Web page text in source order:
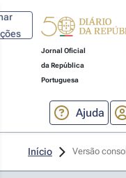
Jornal Oficial
da República
Portuguesa
Ajuda
Início Versão
n.º 266-